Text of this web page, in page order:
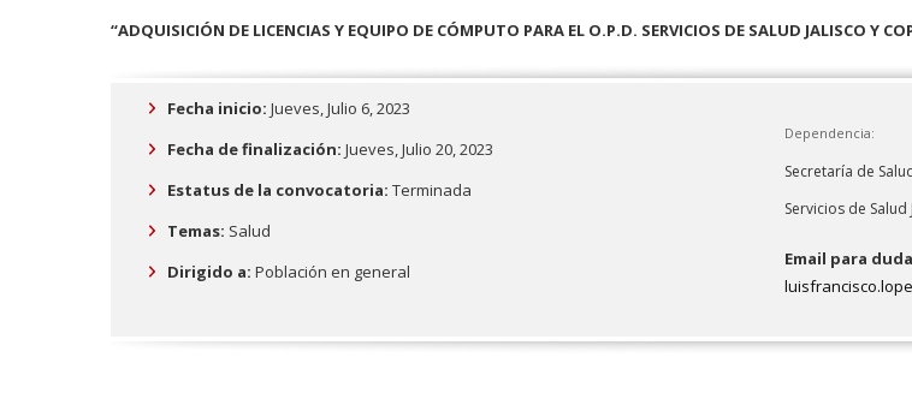
“ADQUISICIÓN DE LICENCIAS Y EQUIPO DE CÓMPUTO PARA EL O.P.D. SERVICIOS DE SALUD JALISCO Y
Fecha inicio: Jueves, Julio 6, 2023
Fecha de finalización: Jueves, Julio 20, 2023
Estatus de la convocatoria: Terminada
Temas: Salud
Dirigido a: Población en general
Dependencia:
Secretaría de
Servicios de Salud
Email para